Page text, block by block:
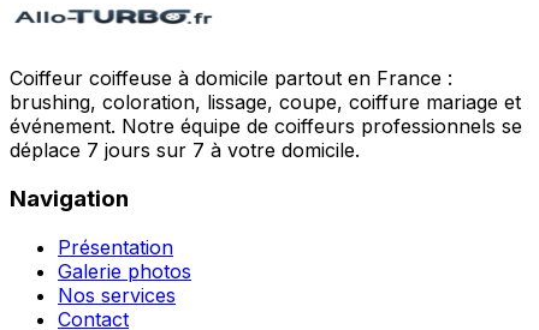
Coiffeur coiffeuse à domicile partout en France :
brushing, coloration, lissage, coupe, coiffure mariage et
événement. Notre équipe de coiffeurs professionnels se
déplace 7 jours sur 7 à votre domicile.
Navigation
Présentation
Galerie photos
Nos services
Contact